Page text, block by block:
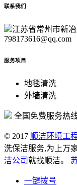
联系我们
江苏省常州市新
798173616@qq.com
服务项目
地毯清洗
外墙清洗
全国免费服务热
© 2017 顺洁环境工
洗保洁服务,为上万
洁公司就找顺洁。
一键拨号